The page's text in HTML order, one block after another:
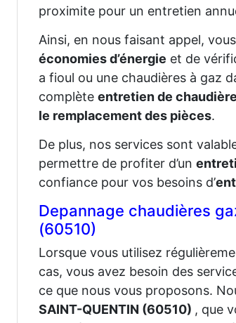
proximite pour un entretien
Ainsi, en nous faisant appel,
économies d’énergie et de
a fioul ou une chaudières à gaz
complète entretien de chaudière
le remplacement des pièces.
De plus, nos services sont
permettre de profiter d’un
confiance pour vos besoins d’
Depannage chaudières
(60510)
Lorsque vous utilisez
cas, vous avez besoin des
ce que nous vous proposons.
SAINT-QUENTIN (60510) , que